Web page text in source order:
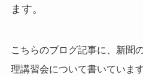
ます。
こちらのブログ記事に、新聞
理講習会について書いています